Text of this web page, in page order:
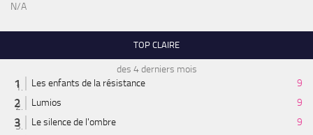
N/A
TOP CLAIRE
des 4 derniers mois
Les enfants de la résistance
9
Lumios
9
Le silence de l'ombre
9